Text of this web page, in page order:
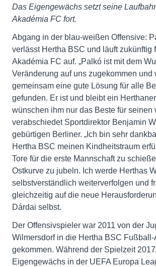
Das Eigengewächs setzt seine
Akadémia FC fort.
Abgang in der blau-weißen Offensive:
verlässt Hertha BSC und läuft zukünftig
Akadémia FC auf. „Palkó ist mit dem
Veränderung auf uns zugekommen und
gemeinsam eine gute Lösung für alle
gefunden. Er ist und bleibt ein
wünschen ihm nur das Beste für seinen
verabschiedet Sportdirektor Benjamin
gebürtigen Berliner. „Ich bin sehr
Hertha BSC meinen Kindheitstraum
Tore für die erste Mannschaft zu
Ostkurve zu jubeln. Ich werde Herthas
selbstverständlich weiterverfolgen und
gleichzeitig auf die neue
Dárdai selbst.
Der Offensivspieler war 2011 von der
Wilmersdorf in die Hertha BSC
gekommen. Während der Spielzeit
Eigengewächs in der UEFA Europa